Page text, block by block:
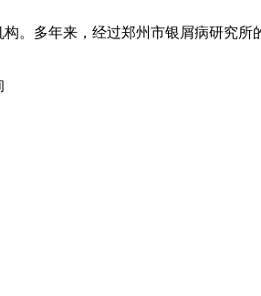
多年来，经过郑州市银屑病研究所